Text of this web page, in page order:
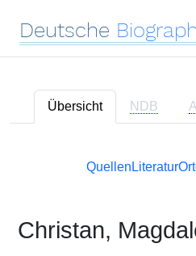
Deutsche
Übersicht NDB
Quellen Literatur
Christan,